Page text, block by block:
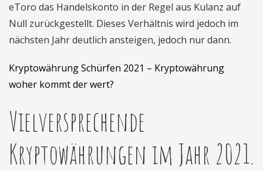
eToro das Handelskonto in der Regel aus Kulanz auf
Null zurückgestellt. Dieses Verhältnis wird jedoch im
nächsten Jahr deutlich ansteigen, jedoch nur dann.
Kryptowährung Schürfen 2021 – Kryptowährung
woher kommt der wert?
Vielversprechende
Kryptowährungen im Jahr 2021.